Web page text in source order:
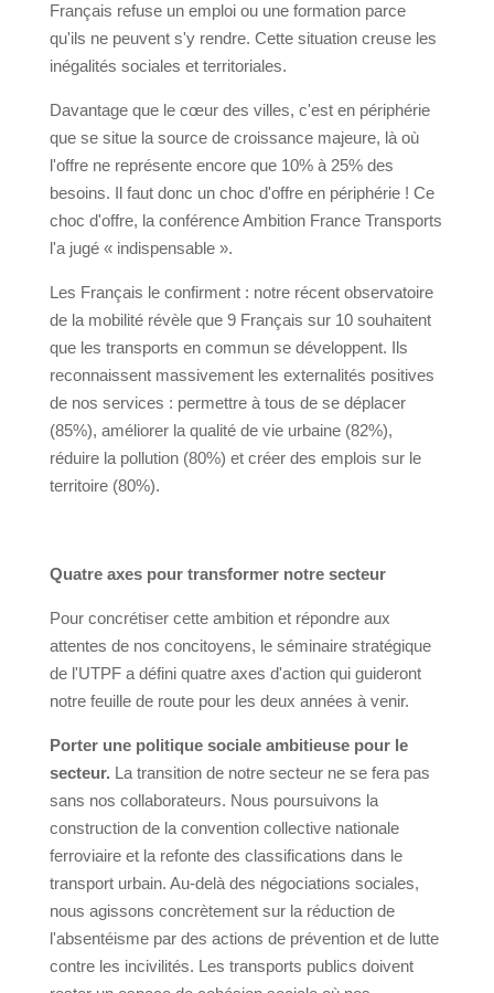
Français refuse un emploi ou une formation parce
qu'ils ne peuvent s'y rendre. Cette situation creuse les
inégalités sociales et territoriales.
Davantage que le cœur des villes, c'est en périphérie
que se situe la source de croissance majeure, là où
l'offre ne représente encore que 10% à 25% des
besoins. Il faut donc un choc d'offre en périphérie ! Ce
choc d'offre, la conférence Ambition France Transports
l'a jugé « indispensable ».
Les Français le confirment : notre récent observatoire
de la mobilité révèle que 9 Français sur 10 souhaitent
que les transports en commun se développent. Ils
reconnaissent massivement les externalités positives
de nos services : permettre à tous de se déplacer
(85%), améliorer la qualité de vie urbaine (82%),
réduire la pollution (80%) et créer des emplois sur le
territoire (80%).
Quatre axes pour transformer notre secteur
Pour concrétiser cette ambition et répondre aux
attentes de nos concitoyens, le séminaire stratégique
de l'UTPF a défini quatre axes d'action qui guideront
notre feuille de route pour les deux années à venir.
Porter une politique sociale ambitieuse pour le
secteur. La transition de notre secteur ne se fera pas
sans nos collaborateurs. Nous poursuivons la
construction de la convention collective nationale
ferroviaire et la refonte des classifications dans le
transport urbain. Au-delà des négociations sociales,
nous agissons concrètement sur la réduction de
l'absentéisme par des actions de prévention et de lutte
contre les incivilités. Les transports publics doivent